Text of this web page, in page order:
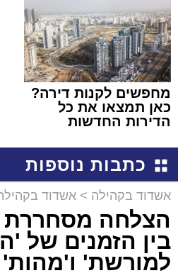
מחפשים לקנות דירה?
כאן תמצאו את כל
הדירות החדשות
כתבות נוספות
אשדוד בקהילה > אשדוד
הצלחה מסחררת
בין הזמנים של
למורשת' ו'מהות'